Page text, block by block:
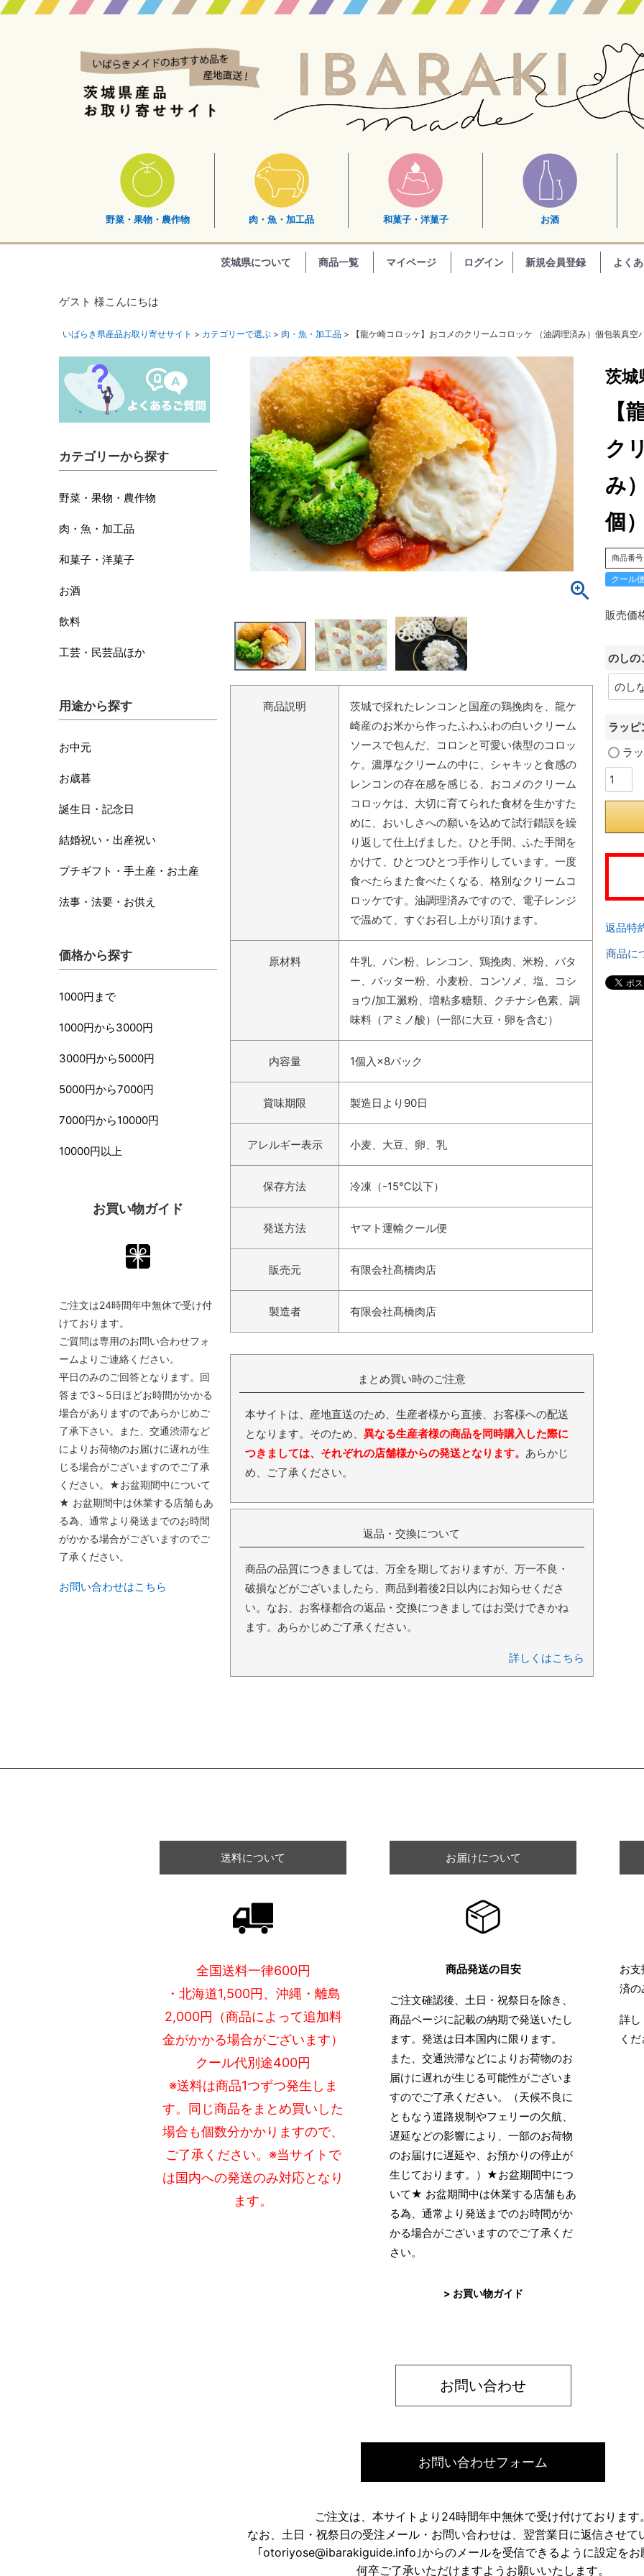
野菜・果物・農作物 肉・魚・加工品 和菓子・洋菓子 お酒
茨城県について 商品一覧 マイページ ログイン 新規会員登録 よく
ゲスト 様こんにちは
いばらき県産品お取り寄せサイト カテゴリーで選ぶ 肉・魚・加工品 【龍ケ崎コロッケ】おコメのクリームコロッケ （油調理済み）個包装真空
カテゴリーから探す
野菜・果物・農作物
肉・魚・加工品
和菓子・洋菓子
お酒
飲料
工芸・民芸品ほか
用途から探す
お中元
お歳暮
誕生日・記念日
結婚祝い・出産祝い
プチギフト・手土産・お土産
法事・法要・お供え
価格から探す
1000円まで
1000円から3000円
3000円から5000円
5000円から7000円
7000円から10000円
10000円以上
お買い物ガイド
ご注文は24時間年中無休で受け付
けております。
ご質問は専用のお問い合わせフォ
ームよりご連絡ください。
平日のみのご回答となります。回
答まで3～5日ほどお時間がかかる
場合がありますのであらかじめご
了承下さい。また、交通渋滞など
によりお荷物のお届けに遅れが生
じる場合がございますのでご了承
ください。★お盆期間中について
★ お盆期間中は休業する店舗もあ
る為、通常より発送までのお時間
がかかる場合がございますのでご
了承ください。
お問い合わせはこちら
商品説明
茨城で採れたレンコンと国産の鶏挽肉を、龍ケ
崎産のお米から作ったふわふわの白いクリーム
ソースで包んだ、コロンと可愛い俵型のコロッ
ケ。濃厚なクリームの中に、シャキッと食感の
レンコンの存在感を感じる、おコメのクリーム
コロッケは、大切に育てられた食材を生かすた
めに、おいしさへの願いを込めて試行錯誤を繰
り返して仕上げました。ひと手間、ふた手間を
かけて、ひとつひとつ手作りしています。一度
食べたらまた食べたくなる、格別なクリームコ
ロッケです。油調理済みですので、電子レンジ
で温めて、すぐお召し上がり頂けます。
原材料
牛乳、パン粉、レンコン、鶏挽肉、米粉、バタ
ー、バッター粉、小麦粉、コンソメ、塩、コシ
ョウ/加工澱粉、増粘多糖類、クチナシ色素、調
味料（アミノ酸）(一部に大豆・卵を含む）
内容量 1個入×8パック
賞味期限 製造日より90日
アレルギー表示 小麦、大豆、卵、乳
保存方法 冷凍（-15℃以下）
発送方法 ヤマト運輸クール便
販売元 有限会社髙橋肉店
製造者 有限会社髙橋肉店
まとめ買い時のご注意
本サイトは、産地直送のため、生産者様から直接、お客様への配送
となります。そのため、 異なる生産者様の商品を同時購入した際に
つきましては、それぞれの店舗様からの発送となります。 あらかじ
め、ご了承ください。
返品・交換について
商品の品質につきましては、万全を期しておりますが、万一不良・
破損などがございましたら、商品到着後2日以内にお知らせくださ
い。なお、お客様都合の返品・交換につきましてはお受けできかね
ます。あらかじめご了承ください。
詳しくはこちら
茨城
【
ク
み
個）
商品番号
クール
販売価
のしの
ラッピ
ラ
返品特
商品に
送料について
全国送料一律600円
・北海道1,500円、沖縄・離島
2,000円（商品によって追加料
金がかかる場合がございます）
クール代別途400円
※送料は商品1つずつ発生しま
す。同じ商品をまとめ買いした
場合も個数分かかりますので、
ご了承ください。※当サイトで
は国内への発送のみ対応となり
ます。
お届けについて
商品発送の目安
ご注文確認後、土日・祝祭日を除き、
商品ページに記載の納期で発送いたし
ます。発送は日本国内に限ります。
また、交通渋滞などによりお荷物のお
届けに遅れが生じる可能性がございま
すのでご了承ください。（天候不良に
ともなう道路規制やフェリーの欠航、
遅延などの影響により、一部のお荷物
のお届けに遅延や、お預かりの停止が
生じております。）★お盆期間中につ
いて★ お盆期間中は休業する店舗もあ
る為、通常より発送までのお時間がか
かる場合がございますのでご了承くだ
さい。
> お買い物ガイド
お
済の
詳し
くだ
お問い合わせ
お問い合わせフォーム
ご注文は、本サイトより24時間年中無休で受け付けております。
なお、土日・祝祭日の受注メール・お問い合わせは、翌営業日に返信させて
｢otoriyose@ibarakiguide.info｣からのメールを受信できるように設定をお
何卒ご了承いただけますようお願いいたします。